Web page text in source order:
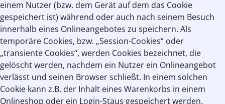
einem Nutzer (bzw. dem Gerät auf dem das Cookie
gespeichert ist) während oder auch nach seinem Besuch
innerhalb eines Onlineangebotes zu speichern. Als
temporäre Cookies, bzw. „Session-Cookies“ oder
„transiente Cookies“, werden Cookies bezeichnet, die
gelöscht werden, nachdem ein Nutzer ein Onlineangebot
verlässt und seinen Browser schließt. In einem solchen
Cookie kann z.B. der Inhalt eines Warenkorbs in einem
Onlineshop oder ein Login-Staus gespeichert werden.